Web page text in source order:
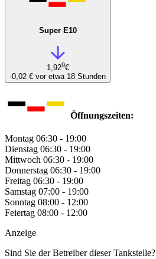
Super E10
1,929€
-0,02 € vor etwa 18 Stunden
Öffnungszeiten:
Montag 06:30 - 19:00
Dienstag 06:30 - 19:00
Mittwoch 06:30 - 19:00
Donnerstag 06:30 - 19:00
Freitag 06:30 - 19:00
Samstag 07:00 - 19:00
Sonntag 08:00 - 12:00
Feiertag 08:00 - 12:00
Anzeige
Sind Sie der Betreiber dieser Tankstelle?